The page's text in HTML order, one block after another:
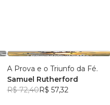
A Prova e o Triunfo da Fé.
Samuel Rutherford
R$ 72,40R$ 57,32